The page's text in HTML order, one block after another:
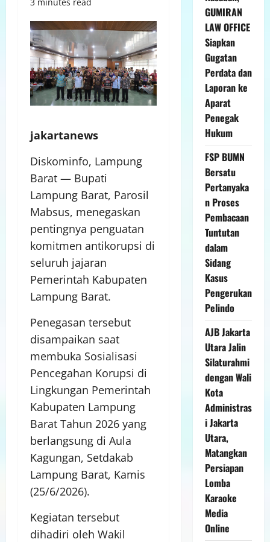
jakartanews
Diskominfo, Lampung
Barat — Bupati
Lampung Barat, Parosil
Mabsus, menegaskan
pentingnya penguatan
komitmen antikorupsi di
seluruh jajaran
Pemerintah Kabupaten
Lampung Barat.
Penegasan tersebut
disampaikan saat
membuka Sosialisasi
Pencegahan Korupsi di
Lingkungan Pemerintah
Kabupaten Lampung
Barat Tahun 2026 yang
berlangsung di Aula
Kagungan, Setdakab
Lampung Barat, Kamis
(25/6/2026).
Kegiatan tersebut
dihadiri oleh Wakil
GUMIRAN
LAW OFFICE
Siapkan
Gugatan
Perdata dan
Laporan ke
Aparat
Penegak
Hukum
FSP BUMN
Bersatu
Pertanyaka
n Proses
Pembacaan
Tuntutan
dalam
Sidang
Kasus
Pengerukan
Pelindo
AJB Jakarta
Utara Jalin
Silaturahmi
dengan Wali
Kota
Administras
i Jakarta
Utara,
Matangkan
Persiapan
Lomba
Karaoke
Media
Online